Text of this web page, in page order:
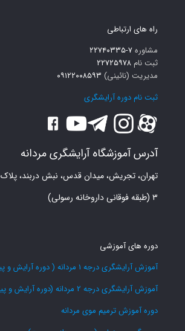
راه های ارتباطی
مشاوره۷-۲۲۷۴۰۳۳۵
ثبت نام ۲۲۷۲۵۹۷۸
مدیریت (نائینی) ۰۹۱۲۲۰۰۸۵۹۳
ثبت نام دوره آرایشگری
آدرس آموزشگاه آرایشگری مردانه
تهران، تجریش، میدان قدس، نبش دربند، پلاک ۳، طبقه
۳ (طبقه فوقانی داروخانه رسولی)
دوره های آموزشی
آموزش آرایشگری درجه 1 مردانه ( دوره آرایش و پیرایش پیشرفته)
آموزش آرایشگری درجه 2 مردانه (دوره آرایش و پیرایش مبتدی)
دوره آموزش ترمیم موی مردانه